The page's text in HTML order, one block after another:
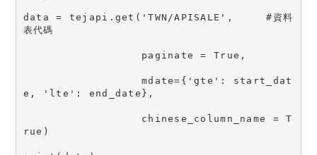
data = tejapi.get('TWN/APISALE',     #資料
表代碼
paginate = True,
mdate={'gte': start_dat
e, 'lte': end_date},
chinese_column_name = T
rue)